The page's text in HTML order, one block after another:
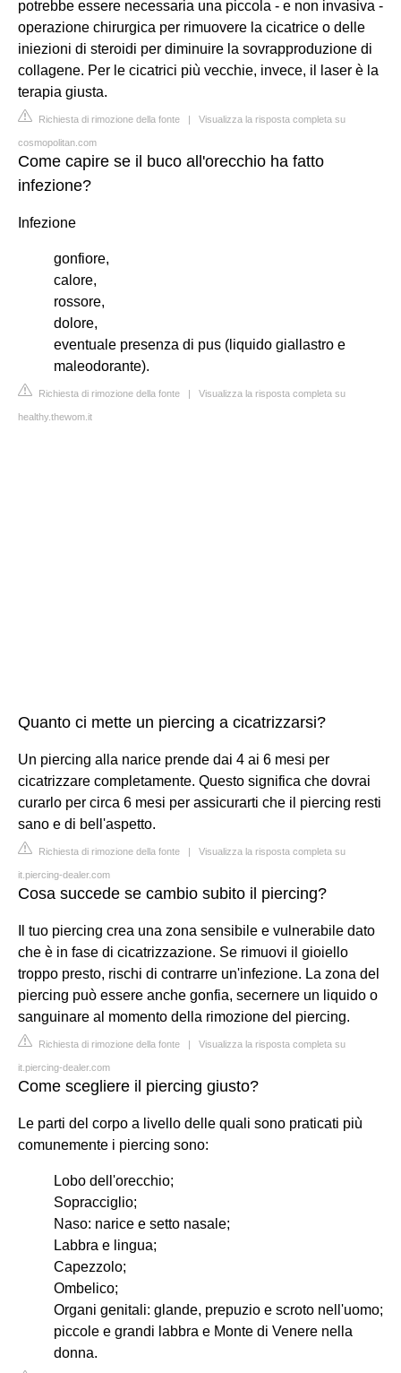
potrebbe essere necessaria una piccola - e non invasiva -
operazione chirurgica per rimuovere la cicatrice o delle
iniezioni di steroidi per diminuire la sovrapproduzione di
collagene. Per le cicatrici più vecchie, invece, il laser è la
terapia giusta.
Richiesta di rimozione della fonte | Visualizza la risposta completa su
cosmopolitan.com
Come capire se il buco all'orecchio ha fatto
infezione?
Infezione
gonfiore,
calore,
rossore,
dolore,
eventuale presenza di pus (liquido giallastro e
maleodorante).
Richiesta di rimozione della fonte | Visualizza la risposta completa su
healthy.thewom.it
Quanto ci mette un piercing a cicatrizzarsi?
Un piercing alla narice prende dai 4 ai 6 mesi per
cicatrizzare completamente. Questo significa che dovrai
curarlo per circa 6 mesi per assicurarti che il piercing resti
sano e di bell'aspetto.
Richiesta di rimozione della fonte | Visualizza la risposta completa su
it.piercing-dealer.com
Cosa succede se cambio subito il piercing?
Il tuo piercing crea una zona sensibile e vulnerabile dato
che è in fase di cicatrizzazione. Se rimuovi il gioiello
troppo presto, rischi di contrarre un'infezione. La zona del
piercing può essere anche gonfia, secernere un liquido o
sanguinare al momento della rimozione del piercing.
Richiesta di rimozione della fonte | Visualizza la risposta completa su
it.piercing-dealer.com
Come scegliere il piercing giusto?
Le parti del corpo a livello delle quali sono praticati più
comunemente i piercing sono:
Lobo dell'orecchio;
Sopracciglio;
Naso: narice e setto nasale;
Labbra e lingua;
Capezzolo;
Ombelico;
Organi genitali: glande, prepuzio e scroto nell'uomo;
piccole e grandi labbra e Monte di Venere nella
donna.